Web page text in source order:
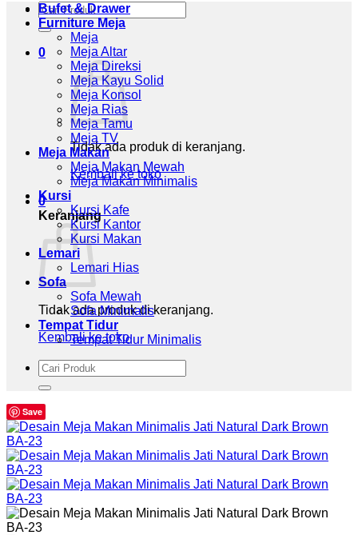
Pencarian
untuk:
0
Tidak ada produk di keranjang.
Kembali ke toko
0
Keranjang
Tidak ada produk di keranjang.
Kembali ke toko
Bufet & Drawer
Furniture Meja
Meja
Meja Altar
Meja Direksi
Meja Kayu Solid
Meja Konsol
Meja Rias
Meja Tamu
Meja TV
Meja Makan
Meja Makan Mewah
Meja Makan Minimalis
Kursi
Kursi Kafe
Kursi Kantor
Kursi Makan
Lemari
Lemari Hias
Sofa
Sofa Mewah
Sofa Minimalis
Tempat Tidur
Tempat Tidur Minimalis
Pencarian
untuk:
Save